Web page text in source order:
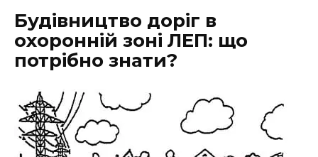
Будівництво доріг в
охоронній зоні ЛЕП: що
потрібно знати?